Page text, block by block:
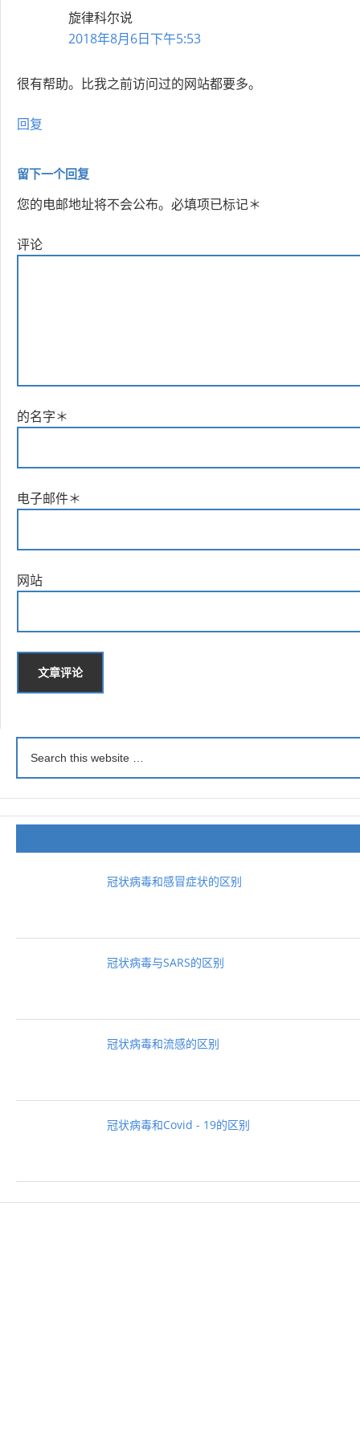
旋律科尔说
2018年8月6日下午5:53
很有帮助。比我之前访问过的网站都要多。
回复
留下一个回复
您的电邮地址将不会公布。 必填项已标记＊
评论
的名字＊
电子邮件＊
网站
冠状病毒和感冒症状的区别
冠状病毒与SARS的区别
冠状病毒和流感的区别
冠状病毒和Covid - 19的区别